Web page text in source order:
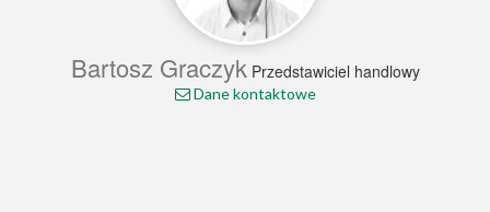
Bartosz Graczyk Przedstawiciel handlowy
Dane kontaktowe